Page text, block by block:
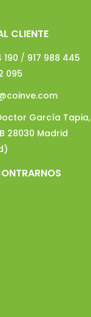
CLIENTE
190 / 917 988 445
095
García Tapia,
B 28030 Madrid